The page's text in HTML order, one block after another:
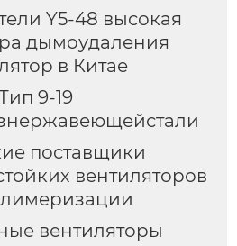
Y5-48 высокая
дымоудаления
в Китае
9-19
поставщики
вентиляторов
вентиляторы